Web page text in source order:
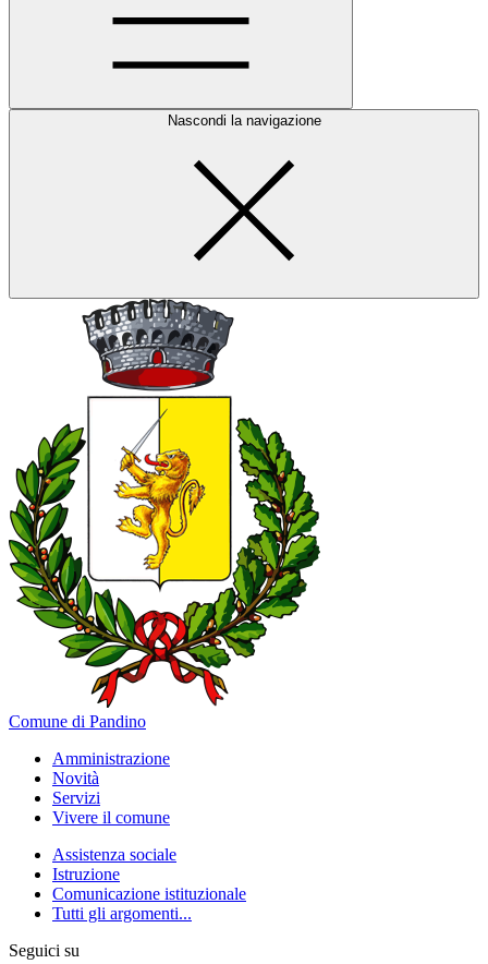
Nascondi la navigazione
Comune di Pandino
Amministrazione
Novità
Servizi
Vivere il comune
Assistenza sociale
Istruzione
Comunicazione istituzionale
Tutti gli argomenti...
Seguici su